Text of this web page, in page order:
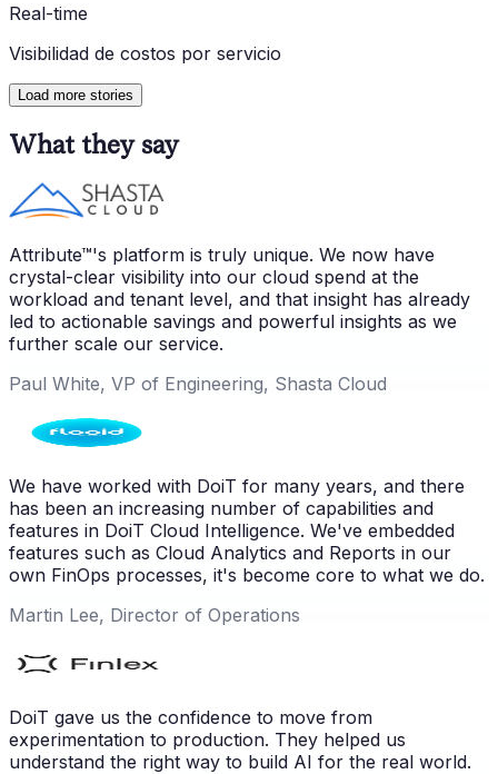
Real-time
Visibilidad de costos por servicio
Load more stories
What they say
Attribute™'s platform is truly unique. We now have
crystal-clear visibility into our cloud spend at the
workload and tenant level, and that insight has already
led to actionable savings and powerful insights as we
further scale our service.
Paul White, VP of Engineering, Shasta Cloud
We have worked with DoiT for many years, and there
has been an increasing number of capabilities and
features in DoiT Cloud Intelligence. We've embedded
features such as Cloud Analytics and Reports in our
own FinOps processes, it's become core to what we do.
Martin Lee, Director of Operations
DoiT gave us the confidence to move from
experimentation to production. They helped us
understand the right way to build AI for the real world.